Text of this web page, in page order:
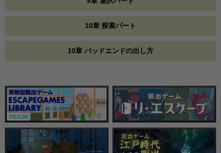
10章 探索パート
10章 バッドエンドの出し方